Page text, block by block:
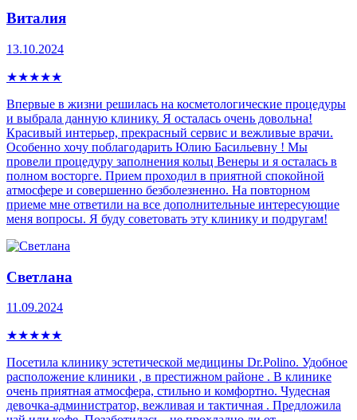
Виталия
13.10.2024
★★★★★
Впервые в жизни решилась на косметологические процедуры
и выбрала данную клинику. Я осталась очень довольна!
Красивый интерьер, прекрасный сервис и вежливые врачи.
Особенно хочу поблагодарить Юлию Басильевну ! Мы
провели процедуру заполнения кольц Венеры и я осталась в
полном восторге. Прием проходил в приятной спокойной
атмосфере и совершенно безболезненно. На повторном
приеме мне ответили на все дополнительные интересующие
меня вопросы. Я буду советовать эту клинику и подругам!
Светлана
11.09.2024
★★★★★
Посетила клинику эстетической медицины Dr.Polino. Удобное
расположение клиники , в престижном районе . В клинике
очень приятная атмосфера, стильно и комфортно. Чудесная
девочка-администратор, вежливая и тактичная . Предложила